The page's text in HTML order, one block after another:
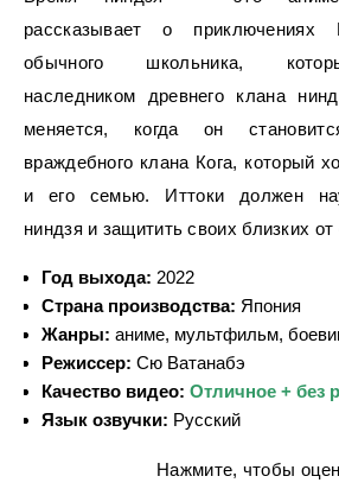
рассказывает о приключениях
обычного школьника,
наследником древнего клана
меняется, когда он
враждебного клана Кога, который
и его семью. Иттоки должен
ниндзя и защитить своих близких от
Год выхода: 2022
Страна производства: Япония
Жанры: аниме, мультфильм,
Режиссер: Сю Ватанабэ
Качество видео: Отличное + без
Язык озвучки: Русский
Нажмите, чтобы